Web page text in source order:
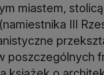
miastem,
III